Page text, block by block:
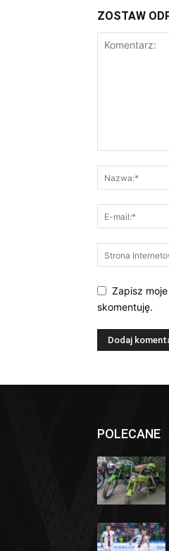
ZOSTAW
Zapisz
skomentuję.
POLECANE